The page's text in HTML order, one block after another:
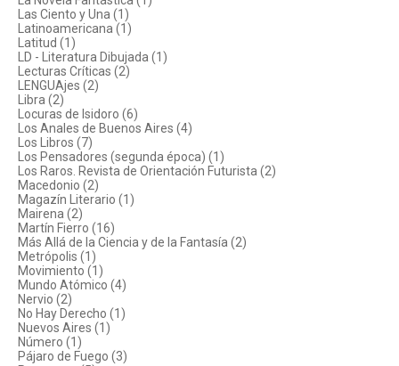
Las Ciento y Una (1)
Latinoamericana (1)
Latitud (1)
LD - Literatura Dibujada (1)
Lecturas Críticas (2)
LENGUAjes (2)
Libra (2)
Locuras de Isidoro (6)
Los Anales de Buenos Aires (4)
Los Libros (7)
Los Pensadores (segunda época) (1)
Los Raros. Revista de Orientación Futurista (2)
Macedonio (2)
Magazín Literario (1)
Mairena (2)
Martín Fierro (16)
Más Allá de la Ciencia y de la Fantasía (2)
Metrópolis (1)
Movimiento (1)
Mundo Atómico (4)
Nervio (2)
No Hay Derecho (1)
Nuevos Aires (1)
Número (1)
Pájaro de Fuego (3)